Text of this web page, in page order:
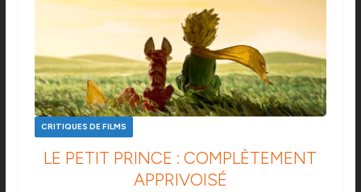
CRITIQUES DE FILMS
LE PETIT PRINCE : COMPLÈTEMENT
APPRIVOISÉ